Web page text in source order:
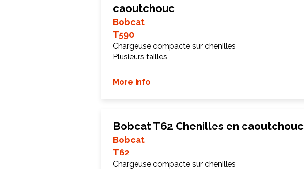
caoutchouc
Bobcat
T590
Chargeuse compacte sur chenilles
Plusieurs tailles
More Info
Bobcat T62 Chenilles en caoutchouc
Bobcat
T62
Chargeuse compacte sur chenilles